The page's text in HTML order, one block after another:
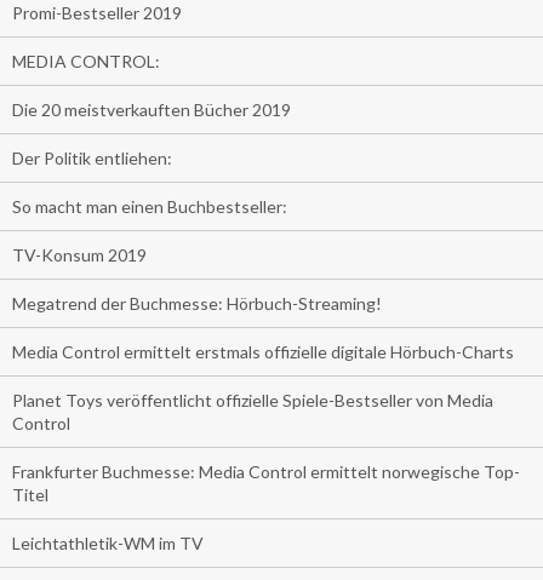
Promi-Bestseller 2019
MEDIA CONTROL:
Die 20 meistverkauften Bücher 2019
Der Politik entliehen:
So macht man einen Buchbestseller:
TV-Konsum 2019
Megatrend der Buchmesse: Hörbuch-Streaming!
Media Control ermittelt erstmals offizielle digitale Hörbuch-Charts
Planet Toys veröffentlicht offizielle Spiele-Bestseller von Media
Control
Frankfurter Buchmesse: Media Control ermittelt norwegische Top-
Titel
Leichtathletik-WM im TV